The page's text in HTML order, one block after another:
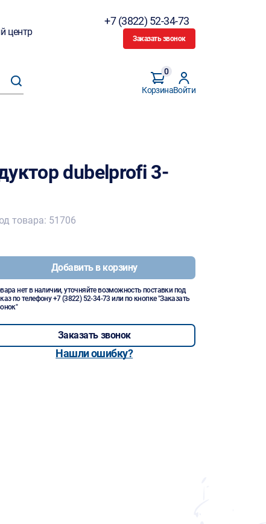
центр
+7 (3822) 52-34-73
Заказать звонок
Корзина
0
Войти
dubelprofi 3-
товара: 51706
Добавить в корзину
нет в наличии, уточняйте возможность поставки под
по телефону+7 (3822) 52-34-73 или по кнопке "Заказать
Заказать звонок
Нашли ошибку?